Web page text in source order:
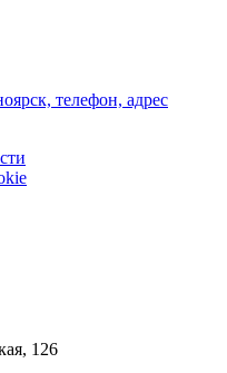
телефон, адрес
126